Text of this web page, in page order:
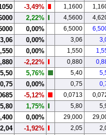
-3,49% 1,1600
2,22% 4,5600
0,00% 6,5000
3,06 0,00% 3,06
0,00% 1,550
-2,22% 0,880
5,50 5,76% 5,40
0,75 0,00% 0,75
-5,12% 0,0713
5,80 1,75% 5,80
0,00% 29,000
2,04 -1,92% 2,05